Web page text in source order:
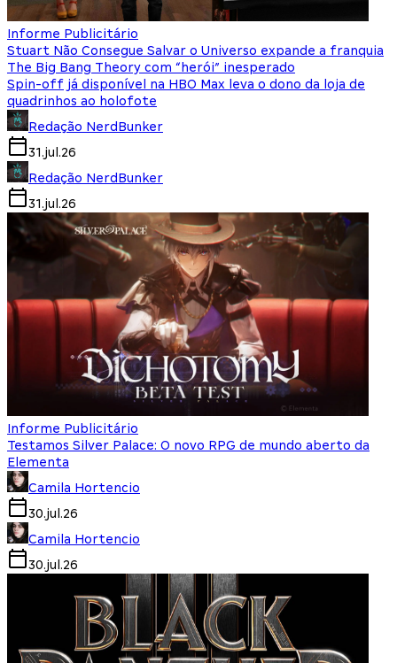
Informe Publicitário
Stuart Não Consegue Salvar o Universo expande a franquia
The Big Bang Theory com “herói” inesperado
Spin-off já disponível na HBO Max leva o dono da loja de
quadrinhos ao holofote
Redação NerdBunker
31.jul.26
Redação NerdBunker
31.jul.26
Informe Publicitário
Testamos Silver Palace: O novo RPG de mundo aberto da
Elementa
Camila Hortencio
30.jul.26
Camila Hortencio
30.jul.26